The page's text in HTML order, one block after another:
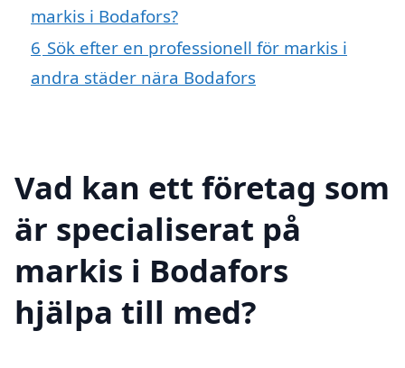
markis i Bodafors?
6 Sök efter en professionell för markis i
andra städer nära Bodafors
Vad kan ett företag som
är specialiserat på
markis i Bodafors
hjälpa till med?